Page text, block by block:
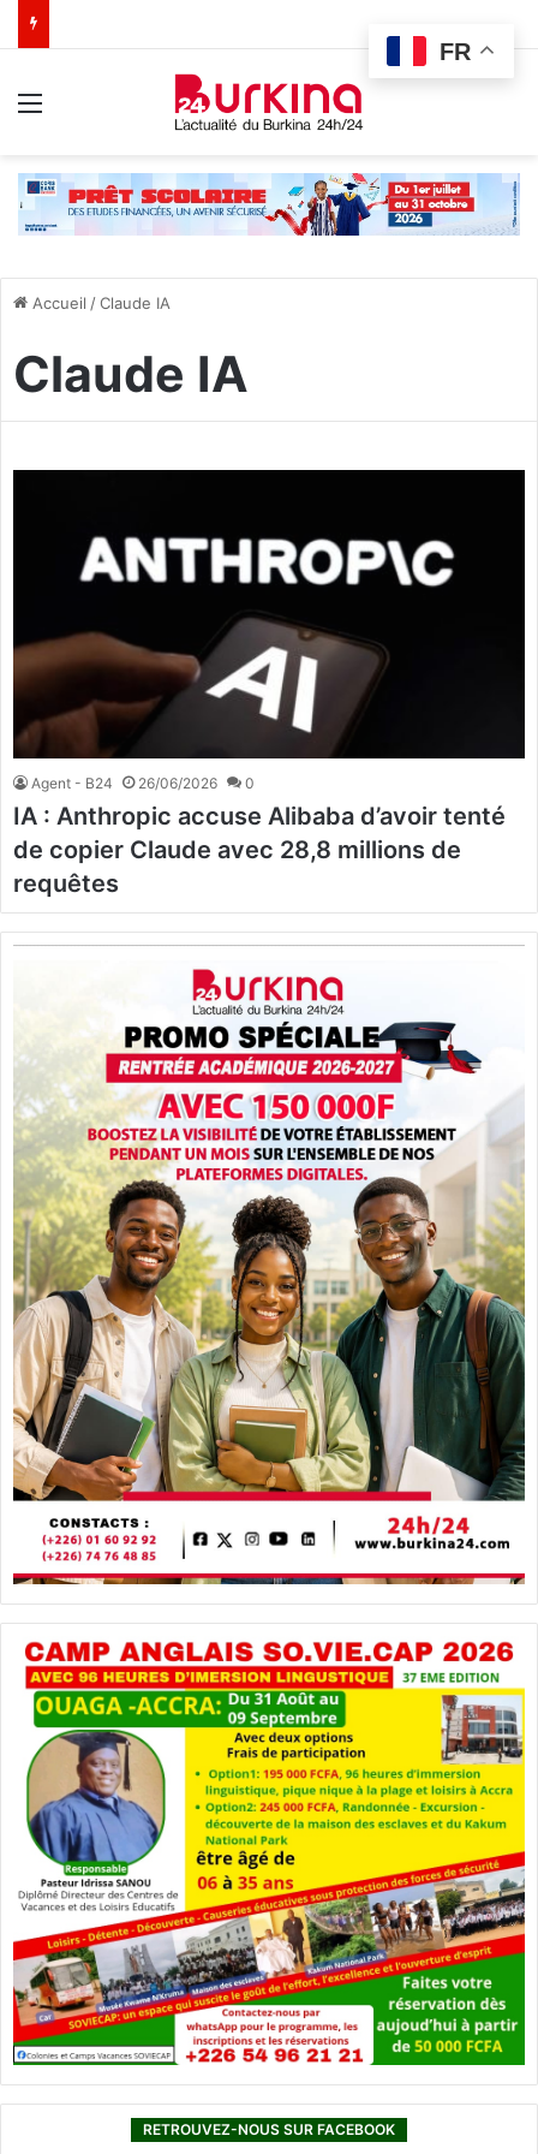
Accueil /Claude IA
Claude IA
Agent - B24 26/06/2026 0
IA : Anthropic accuse Alibaba d’avoir tenté
de copier Claude avec 28,8 millions de
requêtes
RETROUVEZ-NOUS SUR FACEBOOK
FR